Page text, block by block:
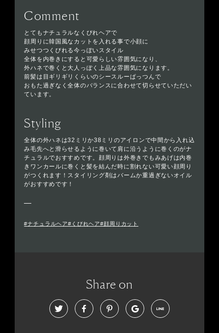
Comment
とてもナチュラルなくびれヘアで
顔周りに韓国風なカットを入れる事で小顔に
みせつつくびれる今っぽいスタイル
全体を内巻きにすると可愛らしい雰囲気になり、
外ハネで巻くと大人っぽく上品な雰囲気になります。
前髪は目ギリギリくらいのシースルーぱっつんで
おもた過ぎなく全体のバランスに合わせて切らせていただい
ています。
Styling
全体の外ハネは32ミリか38ミリのアイロンで中間から入れ込
み毛先へと滑らせるように巻いて肩に沿うように巻くのがナ
チュラルでおすすめです。顔周りは外巻きでもみあげは内巻
きワンカールに巻くと髪を結んだ時に割れない可愛い顔周り
がつくれます！スタイリング剤はバームか重過ぎないオイル
がおすすめです！
#ナチュラルヘア#くびれヘア#顔周りカット
Share on